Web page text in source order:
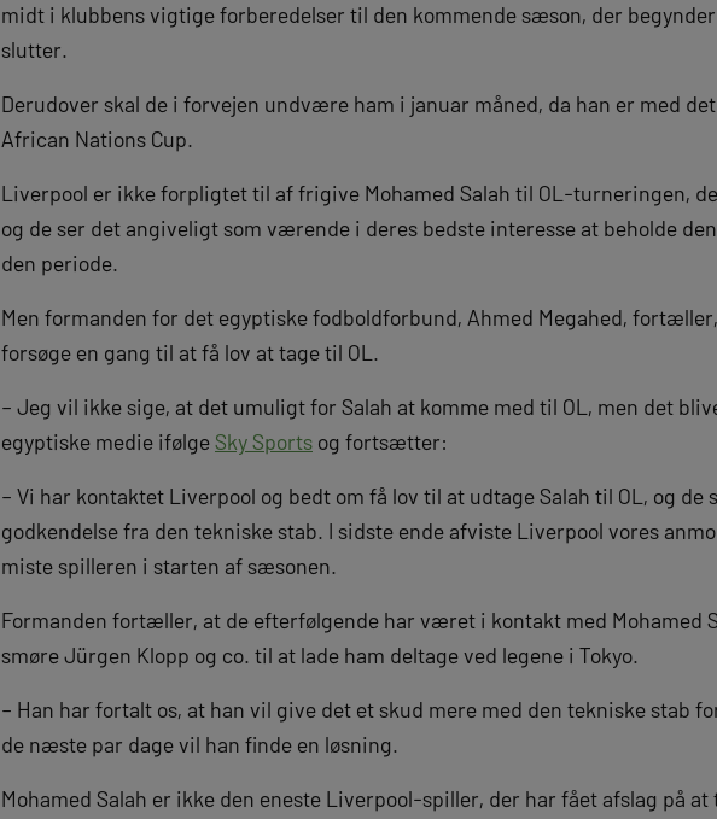
midt i klubbens vigtige forberedelser til den kommende sæson, der
slutter.
Derudover skal de i forvejen undvære ham i januar måned, da han er med
African Nations Cup.
Liverpool er ikke forpligtet til af frigive Mohamed Salah til OL-turneringen,
og de ser det angiveligt som værende i deres bedste interesse at beholde
den periode.
Men formanden for det egyptiske fodboldforbund, Ahmed Megahed,
forsøge en gang til at få lov at tage til OL.
– Jeg vil ikke sige, at det umuligt for Salah at komme med til OL, men det
egyptiske medie ifølgeSky Sports og fortsætter:
– Vi har kontaktet Liverpool og bedt om få lov til at udtage Salah til OL, og de
godkendelse fra den tekniske stab. I sidste ende afviste Liverpool vores
miste spilleren i starten af sæsonen.
Formanden fortæller, at de efterfølgende har været i kontakt med Mohamed
smøre Jürgen Klopp og co. til at lade ham deltage ved legene i Tokyo.
– Han har fortalt os, at han vil give det et skud mere med den tekniske stab
de næste par dage vil han finde en løsning.
Mohamed Salah er ikke den eneste Liverpool-spiller, der har fået afslag på